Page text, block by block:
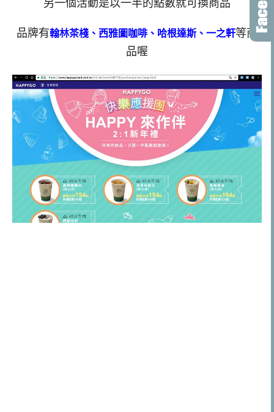
另一個活動是以一半的點數就可換商品
品牌有翰林茶棧、西雅圖咖啡、哈根達斯、一之軒等商
品喔